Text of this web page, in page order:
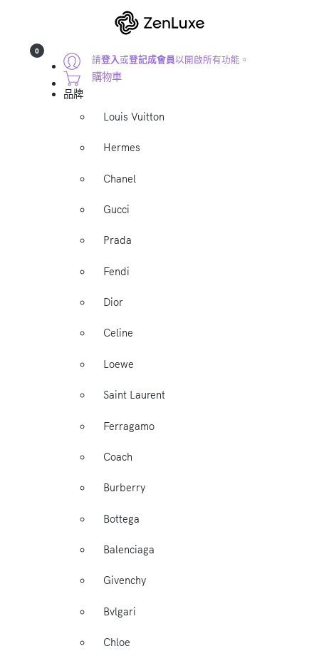
請登入或登記成會員以開啟所有功能。
0
購物車
品牌
Louis Vuitton
Hermes
Chanel
Gucci
Prada
Fendi
Dior
Celine
Loewe
Saint Laurent
Ferragamo
Coach
Burberry
Bottega
Balenciaga
Givenchy
Bvlgari
Chloe